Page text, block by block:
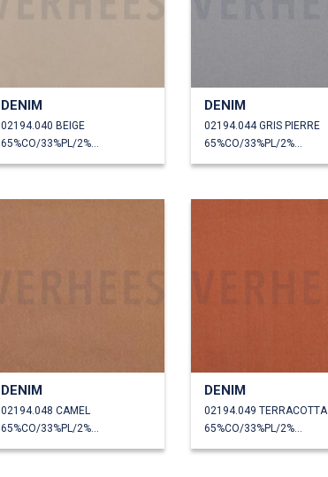
DENIM
02194.040 BEIGE
DENIM
02194.044 GRIS PIERRE
DENIM
02194.048 CAMEL
DENIM
02194.049 TERRACOTTA